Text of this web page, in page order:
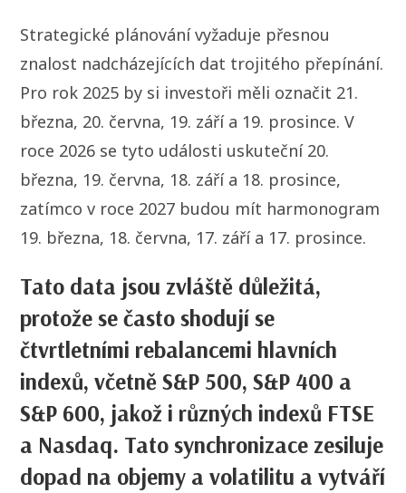
Strategické plánování vyžaduje přesnou
znalost nadcházejících dat trojitého přepínání.
Pro rok 2025 by si investoři měli označit 21.
března, 20. června, 19. září a 19. prosince. V
roce 2026 se tyto události uskuteční 20.
března, 19. června, 18. září a 18. prosince,
zatímco v roce 2027 budou mít harmonogram
19. března, 18. června, 17. září a 17. prosince.
Tato data jsou zvláště důležitá,
protože se často shodují se
čtvrtletními rebalancemi hlavních
indexů, včetně S&P 500, S&P 400 a
S&P 600, jakož i různých indexů FTSE
a Nasdaq. Tato synchronizace zesiluje
dopad na objemy a volatilitu a vytváří